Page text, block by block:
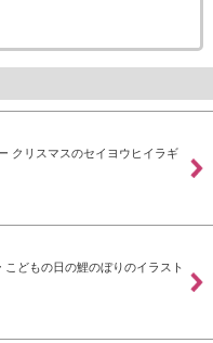
クリスマスのセイヨウヒイラギ
どもの日の鯉のぼりのイラスト